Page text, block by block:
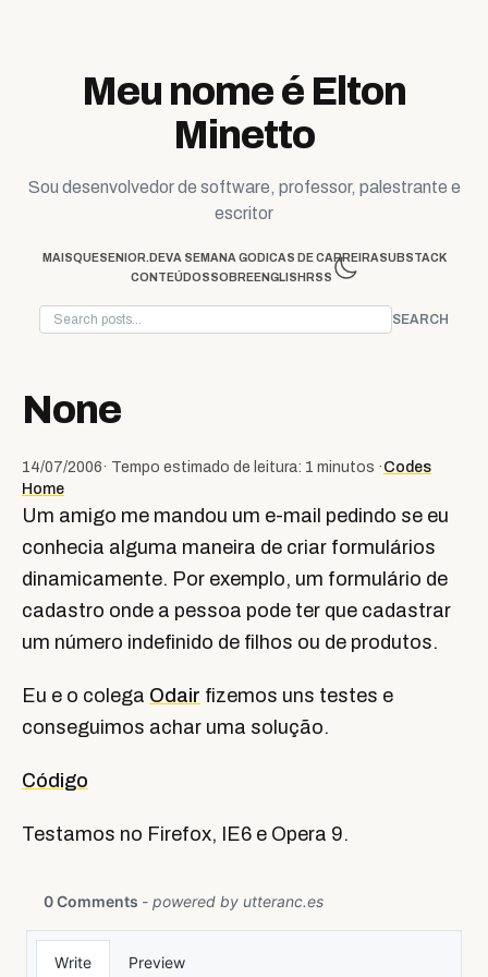
Meu nome é Elton
Minetto
Sou desenvolvedor de software, professor, palestrante e
escritor
MAISQUESENIOR.DEVA SEMANA GO DICAS DE CARREIRASUBSTACK
CONTEÚDOSSOBREENGLISH RSS
SEARCH
None
14/07/2006· Tempo estimado de leitura: 1 minutos · Codes
Home
Um amigo me mandou um e-mail pedindo se eu
conhecia alguma maneira de criar formulários
dinamicamente. Por exemplo, um formulário de
cadastro onde a pessoa pode ter que cadastrar
um número indefinido de filhos ou de produtos.
Eu e o colega Odair fizemos uns testes e
conseguimos achar uma solução.
Código
Testamos no Firefox, IE6 e Opera 9.